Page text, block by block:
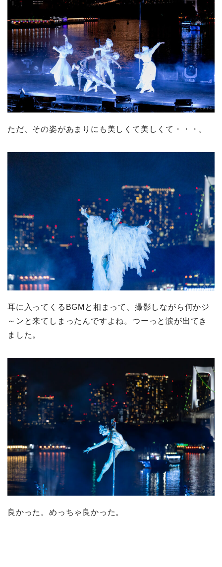
ただ、その姿があまりにも美しくて美しくて・・・。
耳に入ってくるBGMと相まって、撮影しながら何かジ
～ンと来てしまったんですよね。つーっと涙が出てき
ました。
良かった。めっちゃ良かった。